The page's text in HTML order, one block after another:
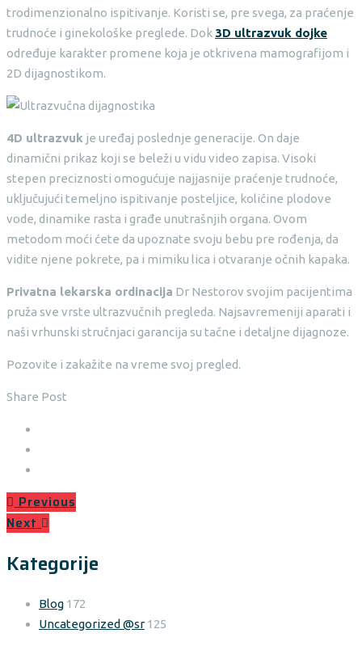
trodimenzionalno ispitivanje. Koristi se, pre svega, za praćenje
trudnoće i ginekološke preglede. Dok3D ultrazvuk dojke
određuje karakter promene koja je otkrivena mamografijom i
2D dijagnostikom.
4D ultrazvuk je uređaj poslednje generacije. On daje
dinamični prikaz koji se beleži u vidu video zapisa. Visoki
stepen preciznosti omogućuje najjasnije praćenje trudnoće,
uključujući temeljno ispitivanje posteljice, količine plodove
vode, dinamike rasta i građe unutrašnjih organa. Ovom
metodom moći ćete da upoznate svoju bebu pre rođenja, da
vidite njene pokrete, pa i mimiku lica i otvaranje očnih kapaka.
Privatna lekarska ordinacija Dr Nestorov svojim pacijentima
pruža sve vrste ultrazvučnih pregleda. Najsavremeniji aparati i
naši vrhunski stručnjaci garancija su tačne i detaljne dijagnoze.
Pozovite i zakažite na vreme svoj pregled.
Share Post
Previous
Next
Kategorije
Blog 172
Uncategorized @sr 125